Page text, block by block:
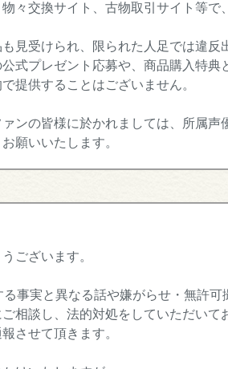
々交換サイト、古物取引サイト等
見受けられ、限られた人足では違反
式プレゼント応募や、商品購入特典
提供することはございません。
ンの皆様に於かれましては、所属
願いいたします。
ございます。
事実と異なる話や嫌がらせ・無許可
相談し、法的対処をしていただいて
させて頂きます。